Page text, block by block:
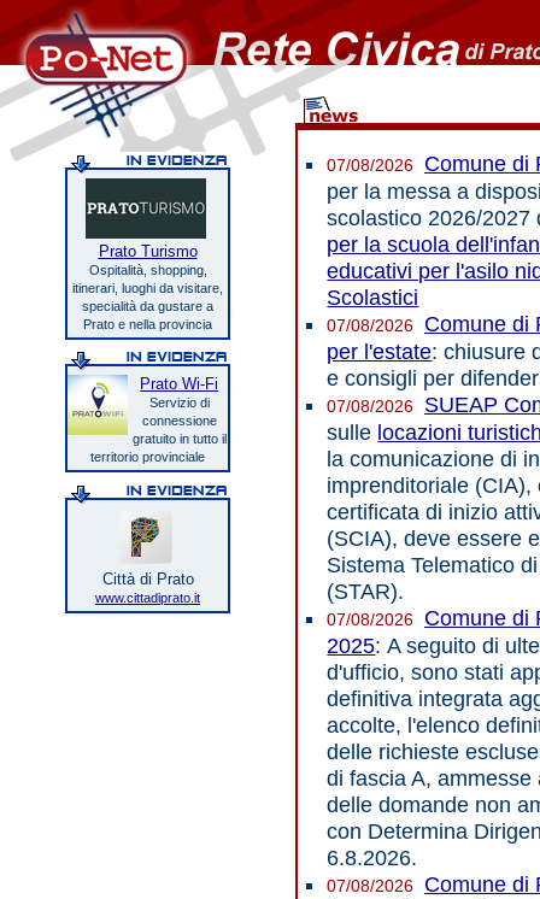
Prato Turismo
Ospitalità, shopping,
itinerari, luoghi da visitare,
specialità da gustare a
Prato e nella provincia
Prato Wi-Fi
Servizio di
connessione
gratuito in tutto il
territorio provinciale
Città di Prato
www.cittadiprato.it
07/08/2026
Comune di
per la messa a
scolastico 2026/
per la scuola
educativi per l'asilo
Scolastici
07/08/2026
Comune di
per l'estate: chiusure
e consigli per
07/08/2026
SUEAP
sulle locazioni
la comunicazione di
imprenditoriale
certificata di inizio
(SCIA), deve essere
Sistema Telematico
(STAR).
07/08/2026
Comune di
2025: A seguito di
d'ufficio, sono stati
definitiva integrata
accolte, l'elenco
delle richieste
di fascia A,
delle domande non
con Determina
6.8.2026.
07/08/2026
Comune di